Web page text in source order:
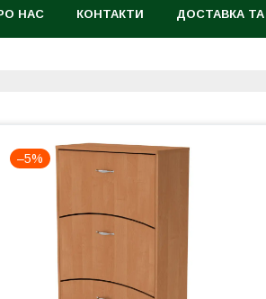
НАС КОНТАКТИ ДОСТАВКА
–5%